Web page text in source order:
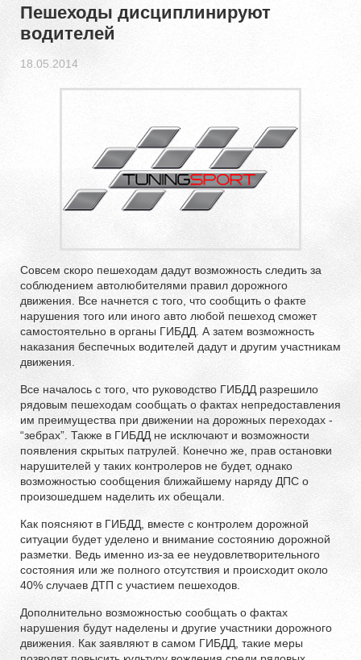
Пешеходы дисциплинируют
водителей
18.05.2014
Совсем скоро пешеходам дадут возможность следить за
соблюдением автолюбителями правил дорожного
движения. Все начнется с того, что сообщить о факте
нарушения того или иного авто любой пешеход сможет
самостоятельно в органы ГИБДД. А затем возможность
наказания беспечных водителей дадут и другим участникам
движения.
Все началось с того, что руководство ГИБДД разрешило
рядовым пешеходам сообщать о фактах непредоставления
им преимущества при движении на дорожных переходах -
“зебрах”. Также в ГИБДД не исключают и возможности
появления скрытых патрулей. Конечно же, прав остановки
нарушителей у таких контролеров не будет, однако
возможностью сообщения ближайшему наряду ДПС о
произошедшем наделить их обещали.
Как поясняют в ГИБДД, вместе с контролем дорожной
ситуации будет уделено и внимание состоянию дорожной
разметки. Ведь именно из-за ее неудовлетворительного
состояния или же полного отсутствия и происходит около
40% случаев ДТП с участием пешеходов.
Дополнительно возможностью сообщать о фактах
нарушения будут наделены и другие участники дорожного
движения. Как заявляют в самом ГИБДД, такие меры